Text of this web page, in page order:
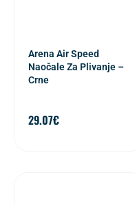
Arena Air Speed
Naočale Za Plivanje –
Crne
29.07€